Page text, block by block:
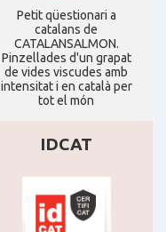
Petit qüestionari a
catalans de
CATALANSALMON.
Pinzellades d'un grapat
de vides viscudes amb
intensitat i en català per
tot el món
IDCAT